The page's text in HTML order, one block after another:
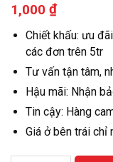
1,000 ₫
Chiết khấu: ưu
các đơn trên 5tr
Tư vấn tận tâm,
Hậu mãi: Nhận
Tin cậy: Hàng
Giá ở bên trái chỉ